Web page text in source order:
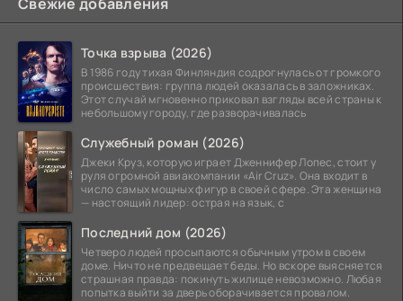
Точка взрыва (2026)
В 1986 году тихая Финляндия содрогнулась от громкого
происшествия: группа людей оказалась в заложниках.
Этот случай мгновенно приковал взгляды всей страны к
небольшому городу, где разворачивалась
Служебный роман (2026)
Джеки Круз, которую играет Дженнифер Лопес, стоит у
руля огромной авиакомпании «Air Cruz». Она входит в
число самых мощных фигур в своей сфере. Эта женщина
— настоящий лидер: острая на язык, с
Последний дом (2026)
Четверо людей просыпаются обычным утром в своем
доме. Ничто не предвещает беды. Но вскоре выясняется
страшная правда: покинуть жилище невозможно. Любая
попытка выйти за дверь оборачивается провалом.